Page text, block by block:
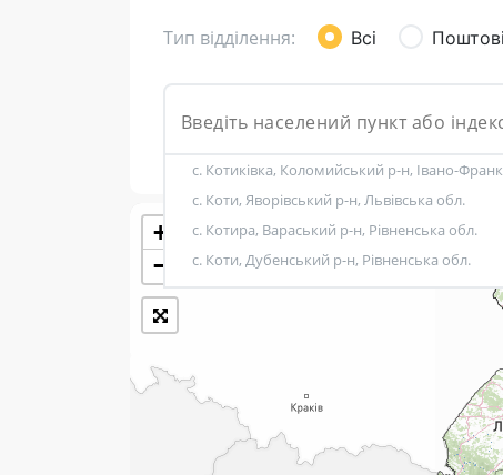
Тип відділення: Всі Поштові
с. Котиківка, Коломийський р-н, Івано-
с. Коти, Яворівський р-н, Львівська обл.
с. Котира, Вараський р-н, Рівненська обл.
с. Коти, Дубенський р-н, Рівненська обл.
Розклад роботи:
+
−